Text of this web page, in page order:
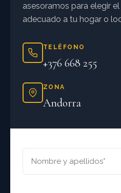
asesoramos para elegir
adecuado a tu hogar o
TELÉFONO
+376 668 255
ZONA
Andorra